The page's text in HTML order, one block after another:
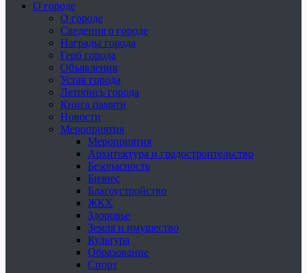
О городе
О городе
Сведения о городе
Награды города
Герб города
Объявления
Устав города
Летопись города
Книга памяти
Новости
Мероприятия
Мероприятия
Архитектура и градостроительство
Безопасность
Бизнес
Благоустройство
ЖКХ
Здоровье
Земля и имущество
Культура
Образование
Спорт